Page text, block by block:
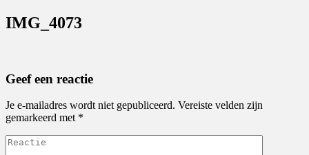
IMG_4073
Geef een reactie
Je e-mailadres wordt niet gepubliceerd. Vereiste velden zijn
gemarkeerd met *
Reactie